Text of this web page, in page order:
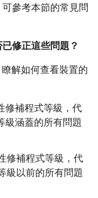
參考本節的常見問
修正這些問題？
解如何查看裝置的
修補程式等級，代
級涵蓋的所有問題
修補程式等級，代
級以前的所有問題